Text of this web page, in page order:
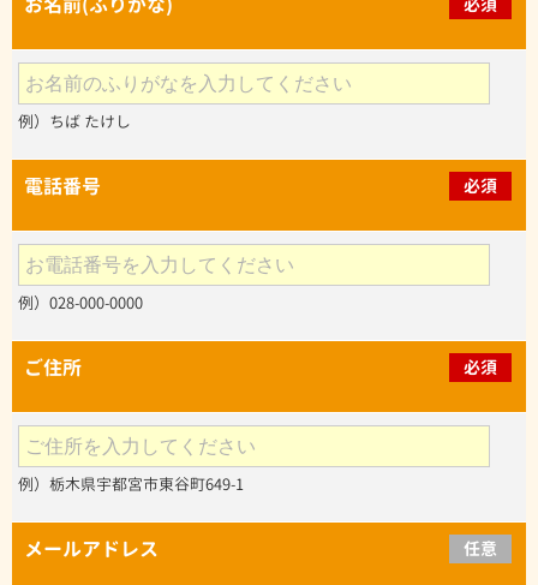
例）ちば たけし
電話番号 必須
例）028-000-0000
ご住所 必須
例）栃木県宇都宮市東谷町649-1
メールアドレス 任意